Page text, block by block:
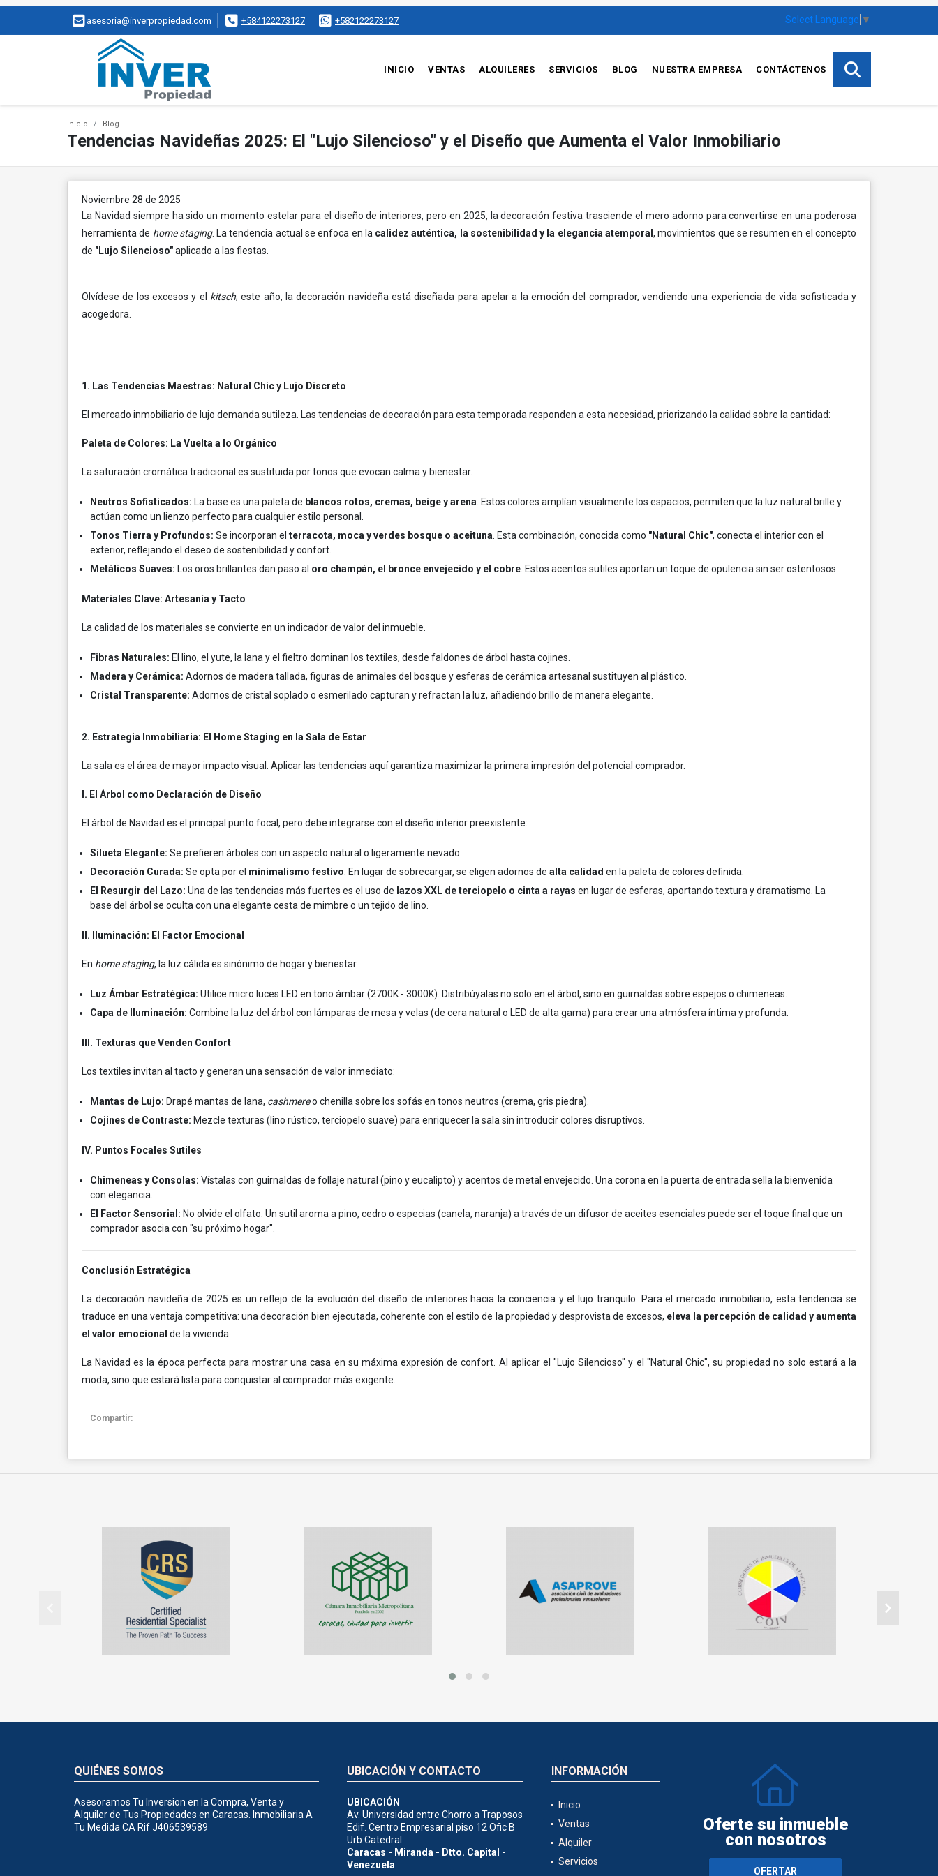
asesoria@inverpropiedad.com +584122273127 +582122273127 Select Language ▼
INICIO VENTAS ALQUILERES SERVICIOS BLOG NUESTRA EMPRESA CONTÁCTENOS
Inicio Blog
Tendencias Navideñas 2025: El "Lujo Silencioso" y el Diseño que Aumenta el Valor Inmobiliario
Noviembre 28 de 2025
La Navidad siempre ha sido un momento estelar para el diseño de interiores, pero en 2025, la decoración festiva trasciende el mero adorno para convertirse en una poderosa
herramienta de home staging. La tendencia actual se enfoca en la calidez auténtica, la sostenibilidad y la elegancia atemporal, movimientos que se resumen en el concepto
de "Lujo Silencioso"aplicado a las fiestas.
Olvídese de los excesos y el kitsch; este año, la decoración navideña está diseñada para apelar a la emoción del comprador, vendiendo una experiencia de vida sofisticada y
acogedora.
1. Las Tendencias Maestras: Natural Chic y Lujo Discreto
El mercado inmobiliario de lujo demanda sutileza. Las tendencias de decoración para esta temporada responden a esta necesidad, priorizando la calidad sobre la cantidad:
Paleta de Colores: La Vuelta a lo Orgánico
La saturación cromática tradicional es sustituida por tonos que evocan calma y bienestar.
Neutros Sofisticados: La base es una paleta de blancos rotos, cremas, beige y arena . Estos colores amplían visualmente los espacios, permiten que la luz natural brille y
actúan como un lienzo perfecto para cualquier estilo personal.
Tonos Tierra y Profundos: Se incorporan el terracota, moca y verdes bosque o aceituna . Esta combinación, conocida como "Natural Chic", conecta el interior con el
exterior, reflejando el deseo de sostenibilidad y confort.
Metálicos Suaves: Los oros brillantes dan paso al oro champán, el bronce envejecido y el cobre . Estos acentos sutiles aportan un toque de opulencia sin ser ostentosos.
Materiales Clave: Artesanía y Tacto
La calidad de los materiales se convierte en un indicador de valor del inmueble.
Fibras Naturales: El lino, el yute, la lana y el fieltro dominan los textiles, desde faldones de árbol hasta cojines.
Madera y Cerámica: Adornos de madera tallada, figuras de animales del bosque y esferas de cerámica artesanal sustituyen al plástico.
Cristal Transparente: Adornos de cristal soplado o esmerilado capturan y refractan la luz, añadiendo brillo de manera elegante.
2. Estrategia Inmobiliaria: El Home Staging en la Sala de Estar
La sala es el área de mayor impacto visual. Aplicar las tendencias aquí garantiza maximizar la primera impresión del potencial comprador.
I. El Árbol como Declaración de Diseño
El árbol de Navidad es el principal punto focal, pero debe integrarse con el diseño interior preexistente:
Silueta Elegante: Se prefieren árboles con un aspecto natural o ligeramente nevado.
Decoración Curada: Se opta por el minimalismo festivo . En lugar de sobrecargar, se eligen adornos de alta calidad en la paleta de colores definida.
El Resurgir del Lazo: Una de las tendencias más fuertes es el uso de lazos XXL de terciopelo o cinta a rayas en lugar de esferas, aportando textura y dramatismo. La
base del árbol se oculta con una elegante cesta de mimbre o un tejido de lino.
II. Iluminación: El Factor Emocional
En home staging, la luz cálida es sinónimo de hogar y bienestar.
Luz Ámbar Estratégica: Utilice micro luces LED en tono ámbar (2700K - 3000K). Distribúyalas no solo en el árbol, sino en guirnaldas sobre espejos o chimeneas.
Capa de Iluminación: Combine la luz del árbol con lámparas de mesa y velas (de cera natural o LED de alta gama) para crear una atmósfera íntima y profunda.
III. Texturas que Venden Confort
Los textiles invitan al tacto y generan una sensación de valor inmediato:
Mantas de Lujo: Drapé mantas de lana, cashmereo chenilla sobre los sofás en tonos neutros (crema, gris piedra).
Cojines de Contraste: Mezcle texturas (lino rústico, terciopelo suave) para enriquecer la sala sin introducir colores disruptivos.
IV. Puntos Focales Sutiles
Chimeneas y Consolas: Vístalas con guirnaldas de follaje natural (pino y eucalipto) y acentos de metal envejecido. Una corona en la puerta de entrada sella la bienvenida
con elegancia.
El Factor Sensorial: No olvide el olfato. Un sutil aroma a pino, cedro o especias (canela, naranja) a través de un difusor de aceites esenciales puede ser el toque final que un
comprador asocia con "su próximo hogar".
Conclusión Estratégica
La decoración navideña de 2025 es un reflejo de la evolución del diseño de interiores hacia la conciencia y el lujo tranquilo. Para el mercado inmobiliario, esta tendencia se
traduce en una ventaja competitiva: una decoración bien ejecutada, coherente con el estilo de la propiedad y desprovista de excesos, eleva la percepción de calidad y aumenta
el valor emocional de la vivienda.
La Navidad es la época perfecta para mostrar una casa en su máxima expresión de confort. Al aplicar el "Lujo Silencioso" y el "Natural Chic", su propiedad no solo estará a la
moda, sino que estará lista para conquistar al comprador más exigente.
Compartir:
QUIÉNES SOMOS
Asesoramos Tu Inversion en la Compra, Venta y
Alquiler de Tus Propiedades en Caracas. Inmobiliaria A
Tu Medida CA Rif J406539589
UBICACIÓN Y CONTACTO
UBICACIÓN
Av. Universidad entre Chorro a Traposos
Edif. Centro Empresarial piso 12 Ofic B
Urb Catedral
Caracas - Miranda - Dtto. Capital -
Venezuela
INFORMACIÓN
Inicio
Ventas
Alquiler
Servicios
Oferte su inmueble
con nosotros
OFERTAR